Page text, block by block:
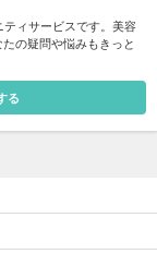
ィサービスです。美容
の疑問や悩みもきっと
る